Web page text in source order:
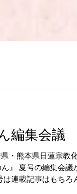
編集会議
・熊本県日蓮宗教
』 夏号の編集会議
は連載記事はもちろ